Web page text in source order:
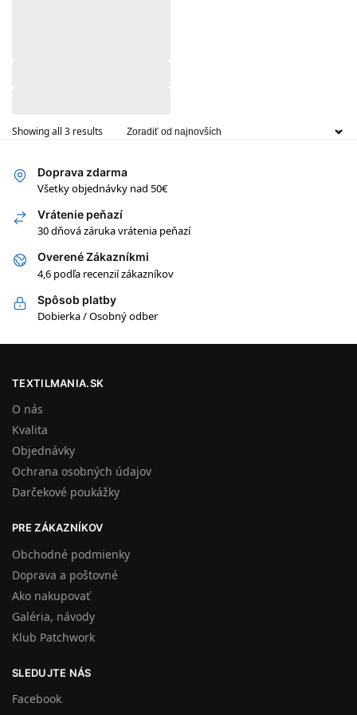
Showing all 3 results
Doprava zdarma
Všetky objednávky nad 50€
Vrátenie peňazí
30 dňová záruka vrátenia peňazí
Overené Zákazníkmi
4,6 podľa recenzií zákazníkov
Spôsob platby
Dobierka / Osobný odber
TEXTILMANIA.SK
O nás
Kvalita
Objednávky
Ochrana osobných údajov
Darčekové poukážky
PRE ZÁKAZNÍKOV
Obchodné podmienky
Doprava a poštovné
Ako nakupovať
Galéria, návody
Klub Patchwork
SLEDUJTE NÁS
Facebook